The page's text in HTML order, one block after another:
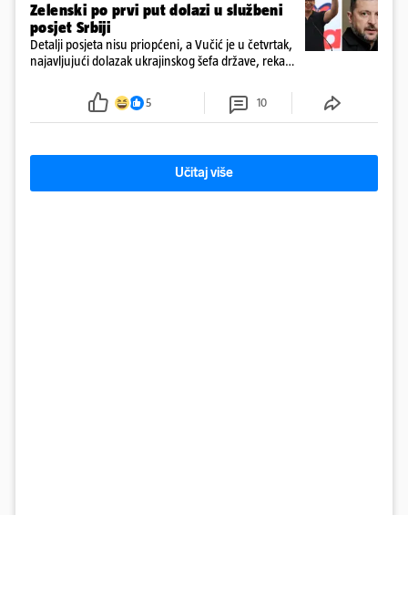
Zelenski po prvi put dolazi u službeni
posjet Srbiji
Detalji posjeta nisu priopćeni, a Vučić je u četvrtak,
najavljujući dolazak ukrajinskog šefa države, rekao
europski put Ukrajine i Srbije
5 10
Učitaj više